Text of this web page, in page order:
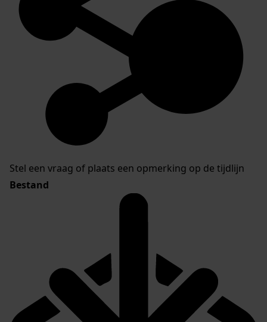
Stel een vraag of plaats een opmerking op de tijdlijn
Bestand